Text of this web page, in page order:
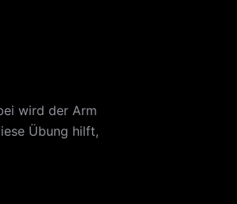
wird der Arm
Übung hilft,